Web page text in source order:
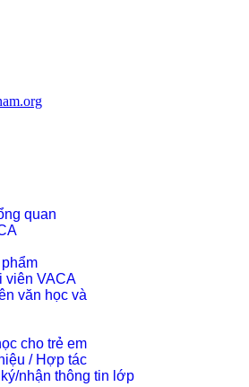
quan
viên VACA
văn học và
cho trẻ em
/ Hợp tác
nhận thông tin lớp